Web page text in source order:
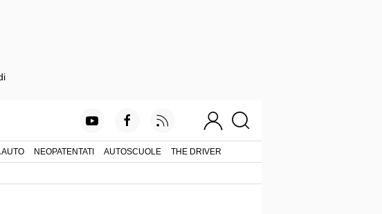
AUTO NEOPATENTATI AUTOSCUOLE THE DRIVER